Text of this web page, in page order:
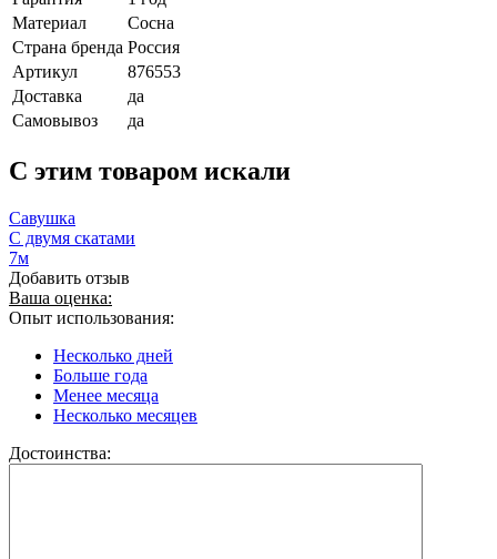
Материал
Сосна
Страна бренда Россия
Артикул
876553
Доставка
да
Самовывоз
да
C этим товаром искали
Савушка
С двумя скатами
7м
Добавить отзыв
Ваша оценка:
Опыт использования:
Несколько дней
Больше года
Менее месяца
Несколько месяцев
Достоинства: